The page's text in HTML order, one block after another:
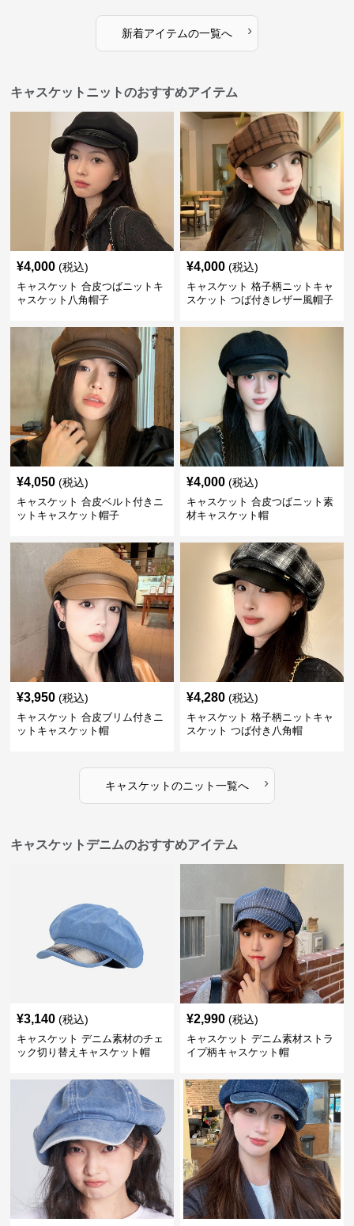
新着アイテムの一覧へ ›
キャスケットニットのおすすめアイテム
¥4,000 (税込)
キャスケット 合皮つばニットキ
ャスケット八角帽子
¥4,000 (税込)
キャスケット 格子柄ニットキャ
スケット つば付きレザー風帽子
¥4,050 (税込)
キャスケット 合皮ベルト付きニ
ットキャスケット帽子
¥4,000 (税込)
キャスケット 合皮つばニット素
材キャスケット帽
¥3,950 (税込)
キャスケット 合皮ブリム付きニ
ットキャスケット帽
¥4,280 (税込)
キャスケット 格子柄ニットキャ
スケット つば付き八角帽
キャスケットのニット一覧へ ›
キャスケットデニムのおすすめアイテム
¥3,140 (税込)
キャスケット デニム素材のチェ
ック切り替えキャスケット帽
¥2,990 (税込)
キャスケット デニム素材ストラ
イプ柄キャスケット帽